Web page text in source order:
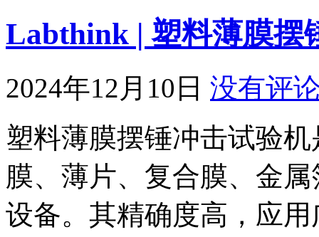
Labthink | 塑料薄膜摆
2024年12月10日 没有评
塑料薄膜摆锤冲击试验
膜、薄片、复合膜、金
设备。其精确度高，应